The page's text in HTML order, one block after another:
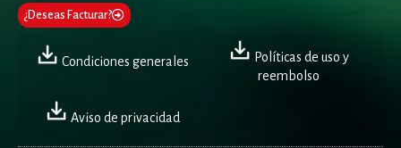
¿Deseas Facturar?
Condiciones generales
Políticas de uso y
reembolso
Aviso de privacidad